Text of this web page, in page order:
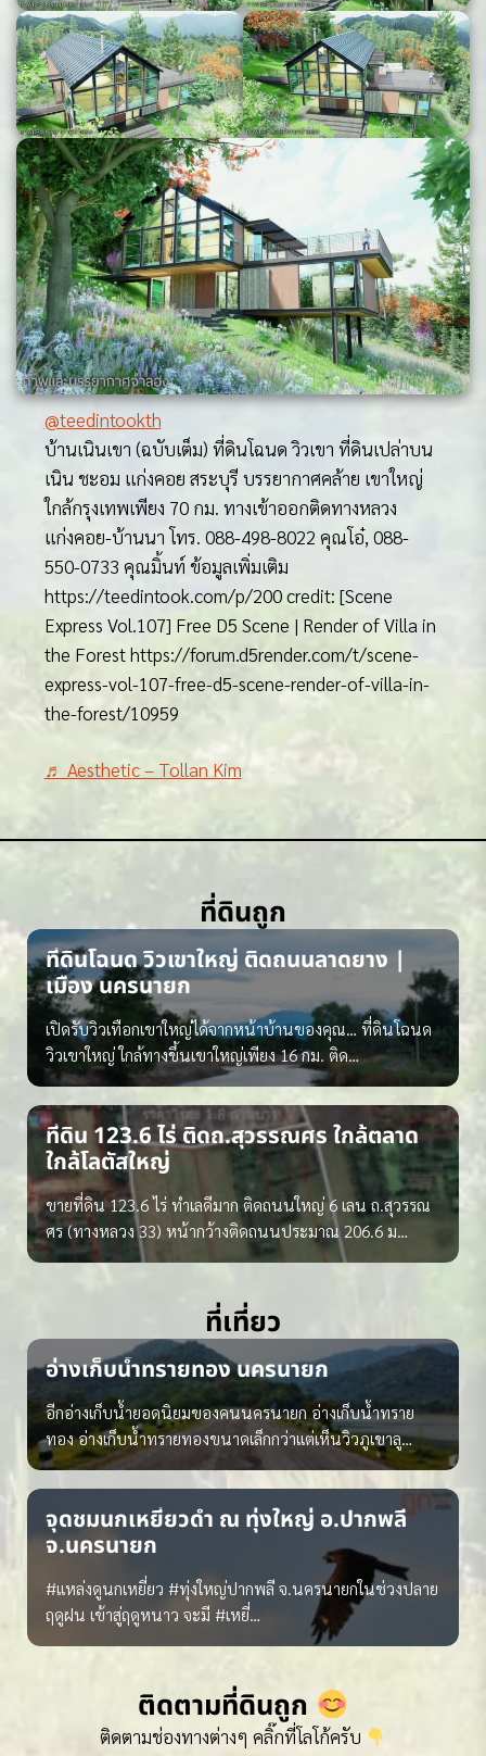
@teedintookth
บ้านเนินเขา (ฉบับเต็ม) ที่ดินโฉนด วิวเขา ที่ดินเปล่าบน
เนิน ชะอม แก่งคอย สระบุรี บรรยากาศคล้าย เขาใหญ่
ใกล้กรุงเทพเพียง 70 กม. ทางเข้าออกติดทางหลวง
แก่งคอย-บ้านนา โทร. 088-498-8022 คุณโอ๋, 088-
550-0733 คุณมิ้นท์ ข้อมูลเพิ่มเติม
https://teedintook.com/p/200 credit: [Scene
Express Vol.107] Free D5 Scene | Render of Villa in
the Forest https://forum.d5render.com/t/scene-
express-vol-107-free-d5-scene-render-of-villa-in-
the-forest/10959
♬ Aesthetic – Tollan Kim
ที่ดินถูก
ที่ดินโฉนด วิวเขาใหญ่ ติดถนนลาดยาง |
เมือง นครนายก
เปิดรับวิวเทือกเขาใหญ่ได้จากหน้าบ้านของคุณ… ที่ดินโฉนด
วิวเขาใหญ่ ใกล้ทางขึ้นเขาใหญ่เพียง 16 กม. ติด…
ที่ดิน 123.6 ไร่ ติดถ.สุวรรณศร ใกล้ตลาด
ใกล้โลตัสใหญ่
ขายที่ดิน 123.6 ไร่ ทำเลดีมาก ติดถนนใหญ่ 6 เลน ถ.สุวรรณ
ศร (ทางหลวง 33) หน้ากว้างติดถนนประมาณ 206.6 ม…
ที่เที่ยว
อ่างเก็บน้ำทรายทอง นครนายก
อีกอ่างเก็บน้ำยอดนิยมของคนนครนายก อ่างเก็บน้ำทราย
ทอง อ่างเก็บน้ำทรายทองขนาดเล็กกว่าแต่เห็นวิวภูเขาลู…
จุดชมนกเหยี่ยวดำ ณ ทุ่งใหญ่ อ.ปากพลี
จ.นครนายก
#แหล่งดูนกเหยี่ยว #ทุ่งใหญ่ปากพลี จ.นครนายกในช่วงปลาย
ฤดูฝน เข้าสู่ฤดูหนาว จะมี #เหยี่…
ติดตามที่ดินถูก
ติดตามช่องทางต่างๆ คลิ๊กที่โลโก้ครับ